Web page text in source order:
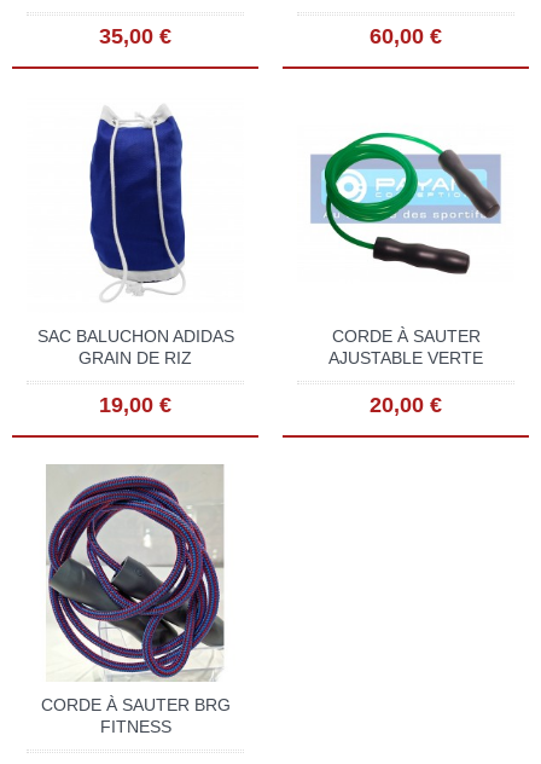
35,00 € 60,00 €
SAC BALUCHON ADIDAS
GRAIN DE RIZ
19,00 €
CORDE À SAUTER
AJUSTABLE VERTE
20,00 €
CORDE À SAUTER BRG
FITNESS